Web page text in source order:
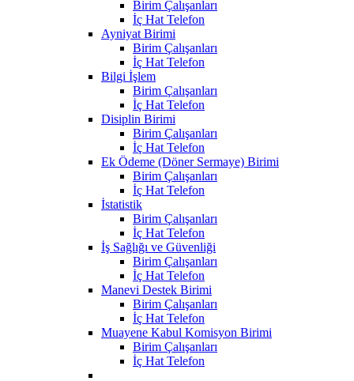
Birim Çalışanları
İç Hat Telefon
Ayniyat Birimi
Birim Çalışanları
İç Hat Telefon
Bilgi İşlem
Birim Çalışanları
İç Hat Telefon
Disiplin Birimi
Birim Çalışanları
İç Hat Telefon
Ek Ödeme (Döner Sermaye) Birimi
Birim Çalışanları
İç Hat Telefon
İstatistik
Birim Çalışanları
İç Hat Telefon
İş Sağlığı ve Güvenliği
Birim Çalışanları
İç Hat Telefon
Manevi Destek Birimi
Birim Çalışanları
İç Hat Telefon
Muayene Kabul Komisyon Birimi
Birim Çalışanları
İç Hat Telefon